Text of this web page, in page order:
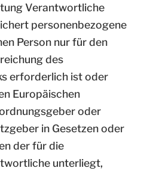
Verantwortliche
personenbezogene
Person nur für den
des
erforderlich ist oder
Europäischen
oder
in Gesetzen oder
der für die
unterliegt,